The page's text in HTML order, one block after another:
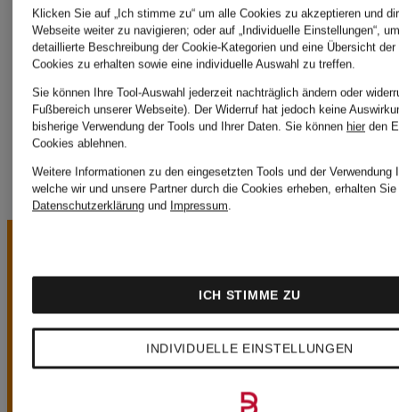
Lisa
Yang
UNSERE
Klicken Sie auf „Ich stimme zu“ um alle Cookies zu akzeptieren und
Webseite weiter zu navigieren; oder auf „Individuelle Einstellungen“,
detaillierte Beschreibung der Cookie-Kategorien und eine Übersicht
Cookies zu erhalten sowie eine individuelle Auswahl zu treffen.
Sie können Ihre Tool-Auswahl jederzeit nachträglich ändern oder
Fußbereich unserer Webseite). Der Widerruf hat jedoch keine
bisherige Verwendung der Tools und Ihrer Daten. Sie können hier den
Cookies ablehnen.
Weitere Informationen zu den eingesetzten Tools und der Verwendung
welche wir und unsere Partner durch die Cookies erheben, erhalten
Datenschutzerklärung und Impressum.
INDIVIDUELLE EINSTELLUNGEN
ICH STIMME ZU